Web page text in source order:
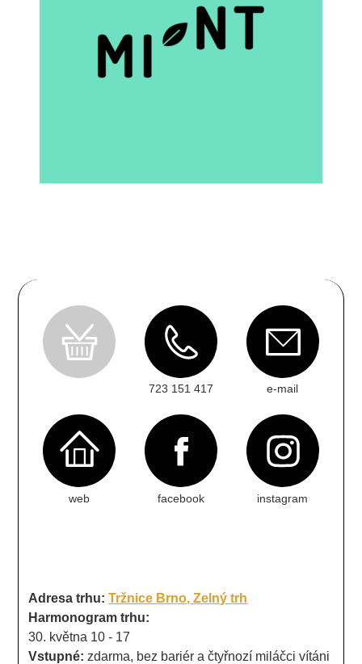
723 151 417 e-mail
web facebook instagram
Adresa trhu:Tržnice Brno, Zelný trh
Harmonogram trhu:
30. května 10 - 17
Vstupné: zdarma, bez bariér a čtyřnozí miláčci vítáni